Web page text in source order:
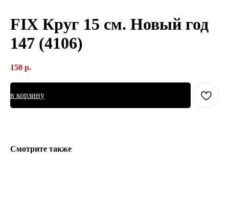
FIX Круг 15 см. Новый год
147 (4106)
150 р.
в корзину
Смотрите также